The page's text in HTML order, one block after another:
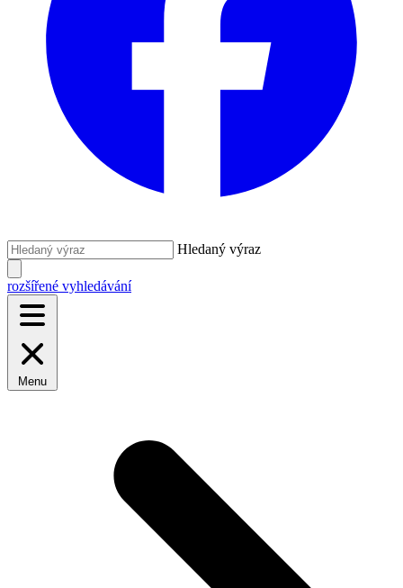
Hledaný výraz
rozšířené vyhledávání
Menu